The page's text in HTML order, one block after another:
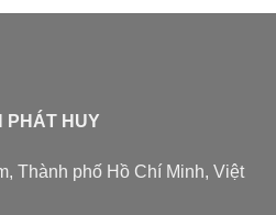
PHÁT HUY
Thành phố Hồ Chí Minh, Việt